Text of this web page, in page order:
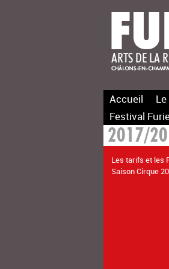
Accueil
Festival
2017/
Les tarifs et les
Saison Cirque